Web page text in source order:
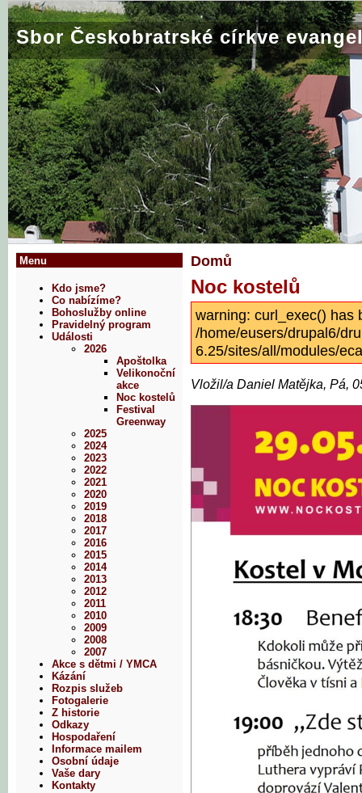
Sbor Českobratrské církve
Domů
Noc kostelů
warning: curl_exec() has
/home/eusers/drupal6/
6.25/sites/all/modules/
Vložil/a Daniel Matějka, Pá,
Menu
Kdo jsme?
Co nabízíme?
Bohoslužby online
Pravidelný program
Události
2026
Apoštolka
Velikonoční
akce
Noc kostelů
Festival
Greenway
2025
2024
2023
2022
2021
2020
2019
2018
2017
2016
2015
2014
2013
2012
2011
2010
2009
2008
2007
Akce s dětmi / YMCA
Kázání
Rozpis služeb
Fotogalerie
Z historie
Odkazy
Hospodaření
Informace mailem
Osobní údaje
Vaše dary
Kontakty